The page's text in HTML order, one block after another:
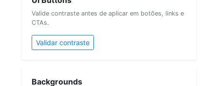
Valide contraste antes de aplicar em botões, links e
CTAs.
Validar contraste
Backgrounds